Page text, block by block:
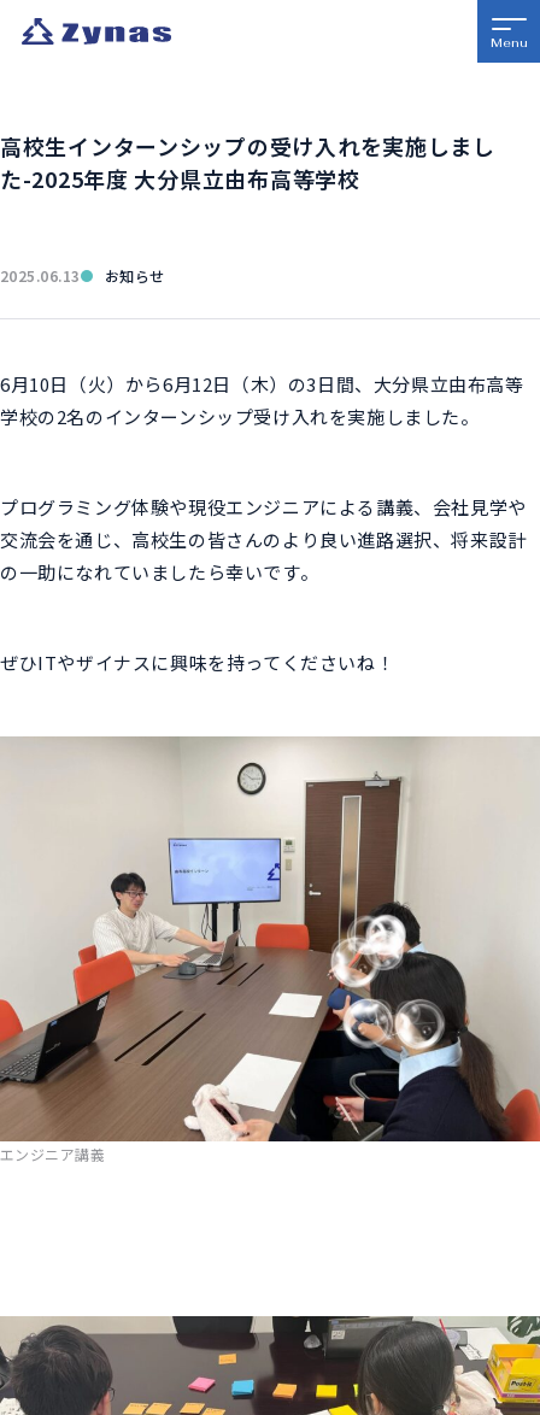
高校生インターンシップの受け入れを実施しまし
た-2025年度 大分県立由布高等学校
2025.06.13 お知らせ
6月10日（火）から6月12日（木）の3日間、大分県立由布高等
学校の2名のインターンシップ受け入れを実施しました。
プログラミング体験や現役エンジニアによる講義、会社見学や
交流会を通じ、高校生の皆さんのより良い進路選択、将来設計
の一助になれていましたら幸いです。
ぜひITやザイナスに興味を持ってくださいね！
エンジニア講義